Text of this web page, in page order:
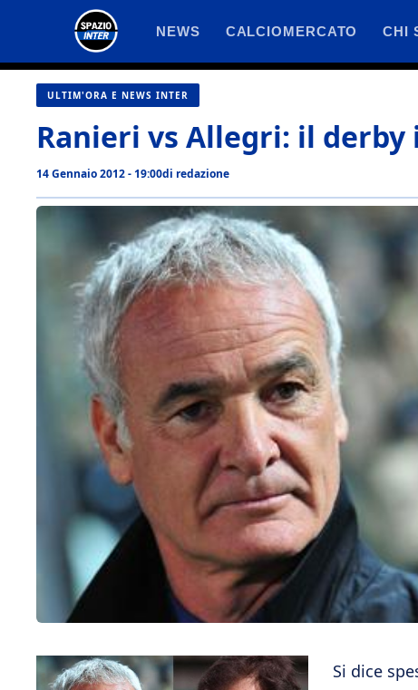
contenuto
NEWS CALCIOMERCATO CHI
ULTIM'ORA E NEWS INTER
Ranieri vs Allegri: il derby
14 Gennaio 2012 - 19:00di redazione
Si dice